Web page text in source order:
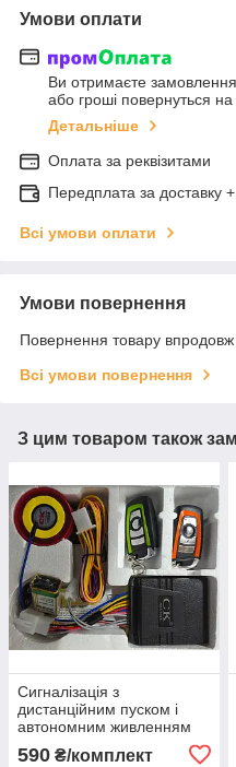
Умови оплати
Ви отримаєте замовлення
або гроші повернуться
Детальніше
Оплата за реквізитами
Передплата за доставку
Всі умови оплати
Умови повернення
Повернення товару впродовж
Всі умови повернення
З цим товаром також
Сигналізація з
дистанційним пуском і
автономним живленням
590 ₴/комплект